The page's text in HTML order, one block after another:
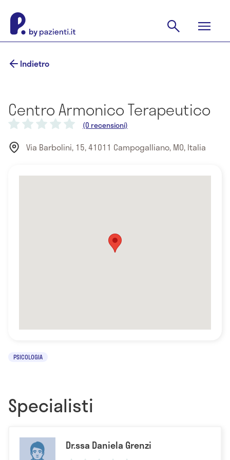
Indietro
Centro Armonico Terapeutico
(0 recensioni)
Via Barbolini, 15, 41011 Campogalliano, MO, Italia
PSICOLOGIA
Specialisti
Dr.ssa Daniela Grenzi